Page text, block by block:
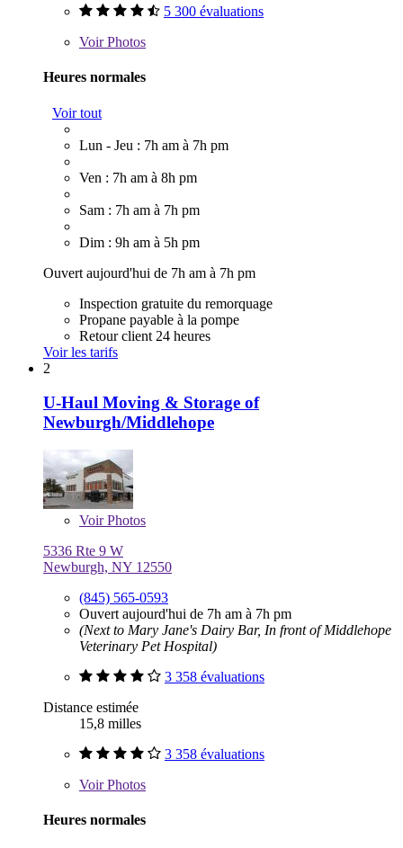
5 300 évaluations
VoirPhotos
Heures normales
Voir tout
Lun - Jeu : 7h am à 7h pm
Ven : 7h am à 8h pm
Sam : 7h am à 7h pm
Dim : 9h am à 5h pm
Ouvert aujourd'hui de 7h am à 7h pm
Inspection gratuite du remorquage
Propane payable à la pompe
Retour client 24 heures
Voir les tarifs
2
U-Haul Moving & Storage of
Newburgh/Middlehope
VoirPhotos
5336 Rte 9 W
Newburgh, NY 12550
(845) 565-0593
Ouvert aujourd'hui de 7h am à 7h pm
(Next to Mary Jane's Dairy Bar, In front of Middlehope
Veterinary Pet Hospital)
3 358 évaluations
Distance estimée
15,8 milles
3 358 évaluations
VoirPhotos
Heures normales